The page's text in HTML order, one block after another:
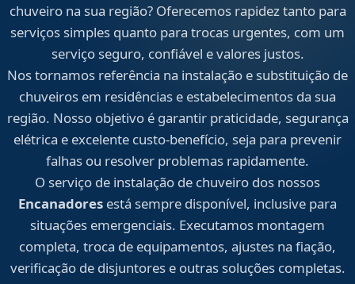
chuveiro na sua região? Oferecemos rapidez tanto para
serviços simples quanto para trocas urgentes, com um
serviço seguro, confiável e valores justos.
Nos tornamos referência na instalação e substituição de
chuveiros em residências e estabelecimentos da sua
região. Nosso objetivo é garantir praticidade, segurança
elétrica e excelente custo-benefício, seja para prevenir
falhas ou resolver problemas rapidamente.
O serviço de instalação de chuveiro dos nossos
Encanadores está sempre disponível, inclusive para
situações emergenciais. Executamos montagem
completa, troca de equipamentos, ajustes na fiação,
verificação de disjuntores e outras soluções completas.